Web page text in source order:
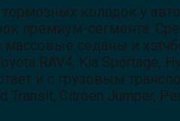
колодок у
премиум-сегмента.
седаны и
RAV4, Kia Sportage,
и с грузовым
Citroen Jumper,